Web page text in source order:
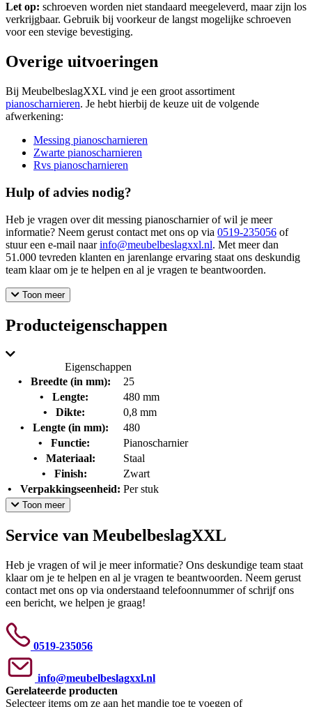
Let op: schroeven worden niet standaard meegeleverd, maar zijn los
verkrijgbaar. Gebruik bij voorkeur de langst mogelijke schroeven
voor een stevige bevestiging.
Overige uitvoeringen
Bij MeubelbeslagXXL vind je een groot assortiment
pianoscharnieren. Je hebt hierbij de keuze uit de volgende
afwerkening:
Messing pianoscharnieren
Zwarte pianoscharnieren
Rvs pianoscharnieren
Hulp of advies nodig?
Heb je vragen over dit messing pianoscharnier of wil je meer
informatie? Neem gerust contact met ons op via 0519-235056 of
stuur een e-mail naarinfo@meubelbeslagxxl.nl. Met meer dan
51.000 tevreden klanten en jarenlange ervaring staat ons deskundig
team klaar om je te helpen en al je vragen te beantwoorden.
Toon meer
Producteigenschappen
Eigenschappen
•
Breedte (in mm):
25
•
Lengte:
480 mm
•
Dikte:
0,8 mm
•
Lengte (in mm):
480
•
Functie:
Pianoscharnier
•
Materiaal:
Staal
•
Finish:
Zwart
•
Verpakkingseenheid: Per stuk
Toon meer
Service van MeubelbeslagXXL
Heb je vragen of wil je meer informatie? Ons deskundige team staat
klaar om je te helpen en al je vragen te beantwoorden. Neem gerust
contact met ons op via onderstaand telefoonnummer of schrijf ons
een bericht, we helpen je graag!
0519-235056
info@meubelbeslagxxl.nl
Gerelateerde producten
Selecteer items om ze aan het mandje toe te voegen of